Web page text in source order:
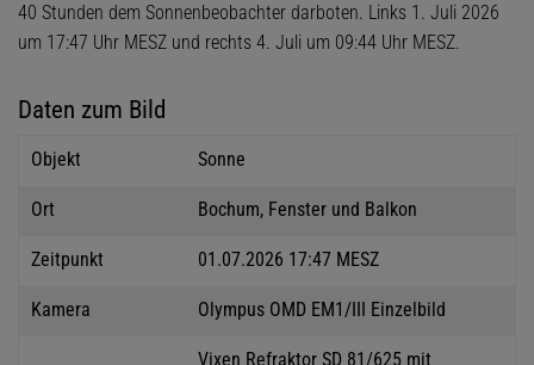
40 Stunden dem Sonnenbeobachter darboten. Links 1. Juli 2026
um 17:47 Uhr MESZ und rechts 4. Juli um 09:44 Uhr MESZ.
Daten zum Bild
Objekt Sonne
Ort Bochum, Fenster und Balkon
Zeitpunkt 01.07.2026 17:47 MESZ
Kamera Olympus OMD EM1/III Einzelbild
Vixen Refraktor SD 81/625 mit